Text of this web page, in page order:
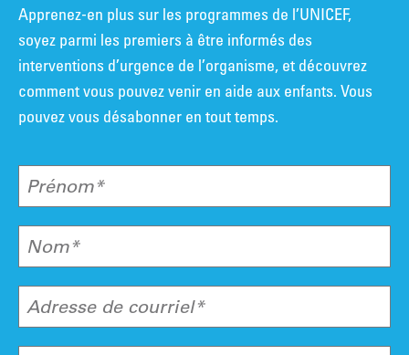
Apprenez-en plus sur les programmes de l’UNICEF,
soyez parmi les premiers à être informés des
interventions d’urgence de l’organisme, et découvrez
comment vous pouvez venir en aide aux enfants. Vous
pouvez vous désabonner en tout temps.
Prénom*
Nom*
Adresse de courriel*